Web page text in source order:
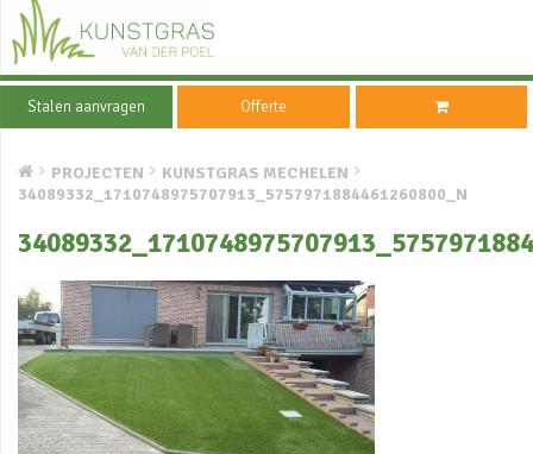
Stalen aanvragen Offerte
PROJECTEN
KUNSTGRAS MECHELEN
34089332_1710748975707913_5757971884461260800_N